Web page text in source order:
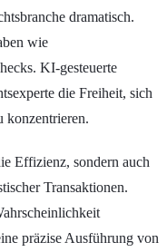
dramatisch.
wie
KI-gesteuerte
die Freiheit, sich
konzentrieren.
Effizienz, sondern auch
Transaktionen.
präzise Ausführung von